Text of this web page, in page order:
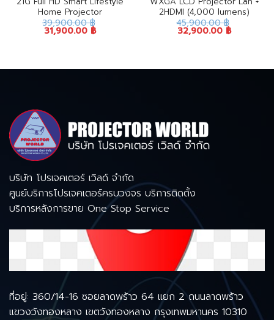
Home Projector
39,900.00฿
31,900.00 ฿
2HDMI (4,000 lumens)
45,900.00฿
32,900.00 ฿
บริษัท โปรเจคเตอร์ เวิลด์ จำกัด
ศูนย์บริการโปรเจคเตอร์ครบวงจร บริการติดตั้ง
บริการหลังการขาย One Stop Service
ที่อยู่: 360/14-16 ซอยลาดพร้าว 64 แยก 2 ถนนลาดพร้าว
แขวงวังทองหลาง เขตวังทองหลาง กรุงเทพมหานคร 10310